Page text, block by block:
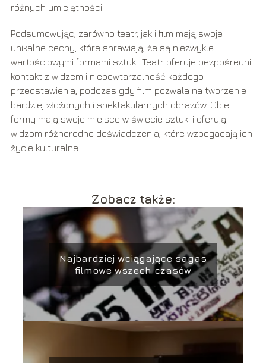
różnych umiejętności.
Podsumowując, zarówno teatr, jak i film mają swoje
unikalne cechy, które sprawiają, że są niezwykle
wartościowymi formami sztuki. Teatr oferuje bezpośredni
kontakt z widzem i niepowtarzalność każdego
przedstawienia, podczas gdy film pozwala na tworzenie
bardziej złożonych i spektakularnych obrazów. Obie
formy mają swoje miejsce w świecie sztuki i oferują
widzom różnorodne doświadczenia, które wzbogacają ich
życie kulturalne.
Zobacz także:
Najbardziej wciągające sagas
filmowe wszech czasów